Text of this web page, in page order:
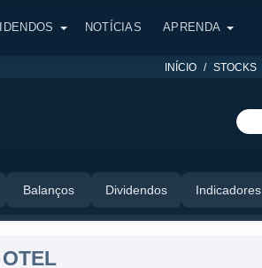
NOTÍCIAS APRENDA
INÍCIO STOCKS
Balanços Dividendos Indicadores